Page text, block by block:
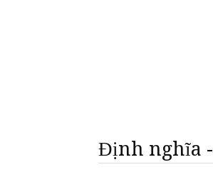
Định nghĩa